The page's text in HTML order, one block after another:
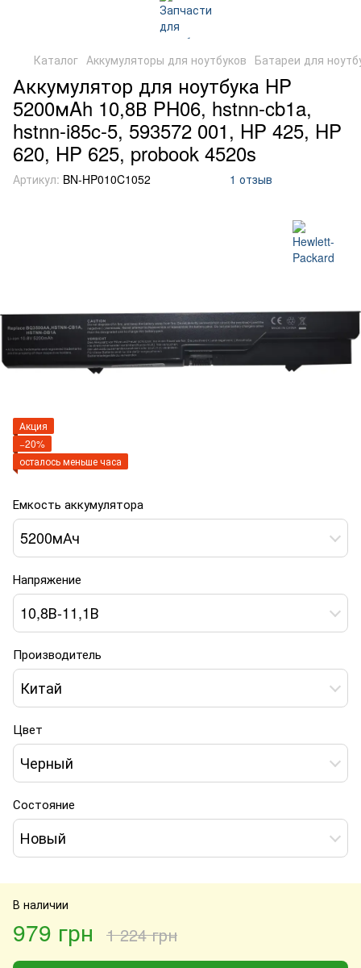
Каталог Аккумуляторы для ноутбуков Батареи для
Аккумулятор для ноутбука HP
5200мAh 10,8В PH06, hstnn-cb1a,
hstnn-i85c-5, 593572 001, HP 425, HP
620, HP 625, probook 4520s
Артикул: BN-HP010C1052 1 отзыв
Акция
−20%
осталось меньше часа
Емкость аккумулятора
5200мАч
Напряжение
10,8В-11,1В
Производитель
Китай
Цвет
Черный
Состояние
Новый
В наличии
979 грн 1 224 грн